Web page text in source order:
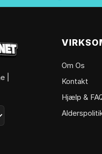
|
Om Os
Kontakt
Hjælp &